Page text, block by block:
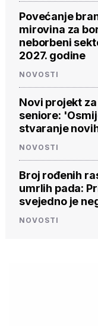
Povećanje
mirovina za
neborbeni
2027. godine
NOVOSTI
Novi projekt
seniore:
stvaranje
NOVOSTI
Broj rođenih
umrlih pada:
svejedno je
NOVOSTI